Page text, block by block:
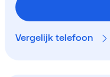
Vergelijk telefoon